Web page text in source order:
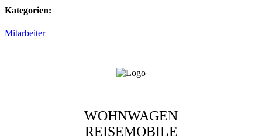
Kategorien:
Mitarbeiter
WOHNWAGEN
REISEMOBILE